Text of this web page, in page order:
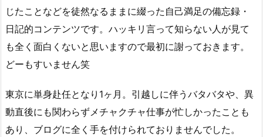
じたことなどを徒然なるままに綴った自己満足の備忘録・
日記的コンテンツです。ハッキリ言って知らない人が見て
も全く面白くないと思いますので最初に謝っておきます。
どーもすいません笑
東京に単身赴任となり1ヶ月。引越しに伴うバタバタや、異
動直後にも関わらずメチャクチャ仕事が忙しかったことも
あり、ブログに全く手を付けられておりませんでした。